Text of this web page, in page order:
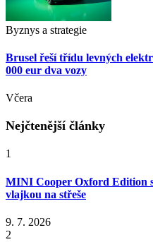
Byznys a strategie
Brusel řeší třídu levných
000 eur dva vozy
Včera
Nejčtenější články
1
MINI Cooper Oxford Edition
vlajkou na střeše
9. 7. 2026
2